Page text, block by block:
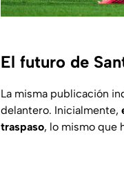
El futuro de
La misma publicación
delantero. Inicialmente,
traspaso, lo mismo que